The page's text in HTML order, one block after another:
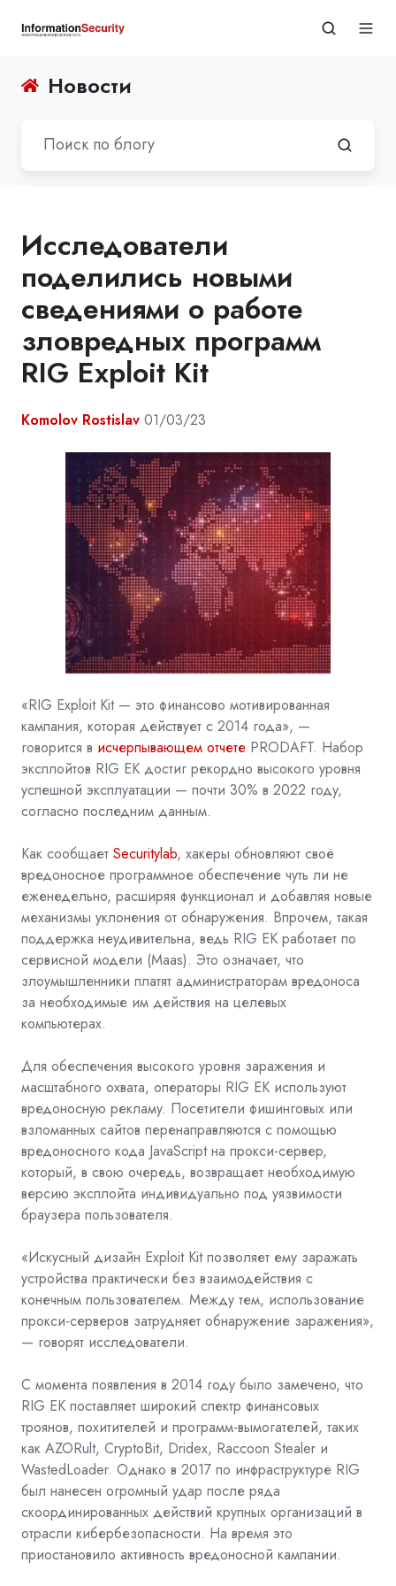
Новости
Исследователи
поделились новыми
сведениями о работе
зловредных программ
RIG Exploit Kit
Komolov Rostislav 01/03/23
«RIG Exploit Kit — это финансово мотивированная
кампания, которая действует с 2014 года», —
говорится в исчерпывающем отчете PRODAFT. Набор
эксплойтов RIG EK достиг рекордно высокого уровня
успешной эксплуатации — почти 30% в 2022 году,
согласно последним данным.
Как сообщает Securitylab, хакеры обновляют своё
вредоносное программное обеспечение чуть ли не
еженедельно, расширяя функционал и добавляя новые
механизмы уклонения от обнаружения. Впрочем, такая
поддержка неудивительна, ведь RIG EK работает по
сервисной модели (Maas). Это означает, что
злоумышленники платят администраторам вредоноса
за необходимые им действия на целевых
компьютерах.
Для обеспечения высокого уровня заражения и
масштабного охвата, операторы RIG EK используют
вредоносную рекламу. Посетители фишинговых или
взломанных сайтов перенаправляются с помощью
вредоносного кода JavaScript на прокси-сервер,
который, в свою очередь, возвращает необходимую
версию эксплойта индивидуально под уязвимости
браузера пользователя.
«Искусный дизайн Exploit Kit позволяет ему заражать
устройства практически без взаимодействия с
конечным пользователем. Между тем, использование
прокси-серверов затрудняет обнаружение заражения»,
— говорят исследователи.
С момента появления в 2014 году было замечено, что
RIG EK поставляет широкий спектр финансовых
троянов, похитителей и программ-вымогателей, таких
как AZORult, CryptoBit, Dridex, Raccoon Stealer и
WastedLoader. Однако в 2017 по инфраструктуре RIG
был нанесен огромный удар после ряда
скоординированных действий крупных организаций в
отрасли кибербезопасности. На время это
приостановило активность вредоносной кампании.